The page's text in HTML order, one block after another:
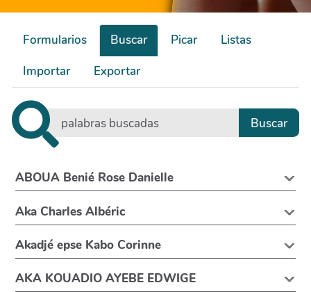
Formularios Buscar Picar
Listas
Importar
Exportar
ABOUA Benié Rose Danielle
Aka Charles Albéric
Akadjé epse Kabo Corinne
AKA KOUADIO AYEBE EDWIGE